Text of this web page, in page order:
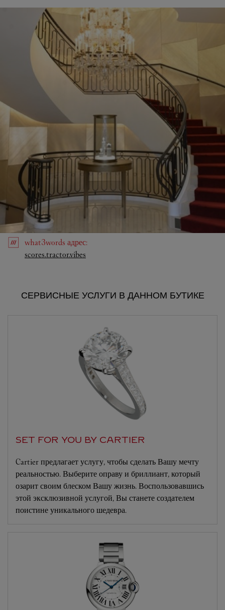
what3words адрес:
scores.tractor.vibes
СЕРВИСНЫЕ УСЛУГИ В ДАННОМ БУТИКЕ
SET FOR YOU BY CARTIER
Cartier предлагает услугу, чтобы сделать Вашу мечту
реальностью. Выберите оправу и бриллиант, который
озарит своим блеском Вашу жизнь. Воспользовавшись
этой эксклюзивной услугой, Вы станете создателем
поистине уникального шедевра.